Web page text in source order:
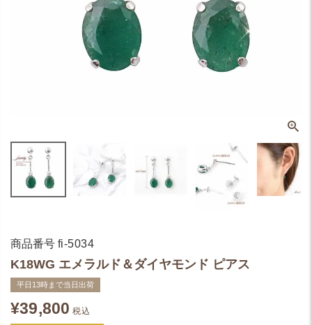
商品番号 fi-5034
K18WG エメラルド＆ダイヤモンド ピアス
平日13時まで当日出荷
¥39,800 税込